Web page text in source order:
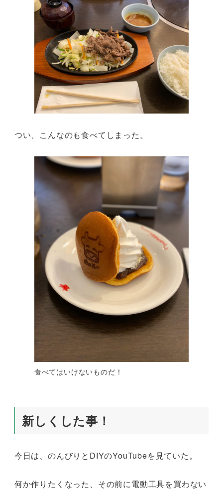
つい、こんなのも食べてしまった。
食べてはいけないものだ！
新しくした事！
今日は、のんびりとDIYのYouTubeを見ていた。
何か作りたくなった、その前に電動工具を買わない